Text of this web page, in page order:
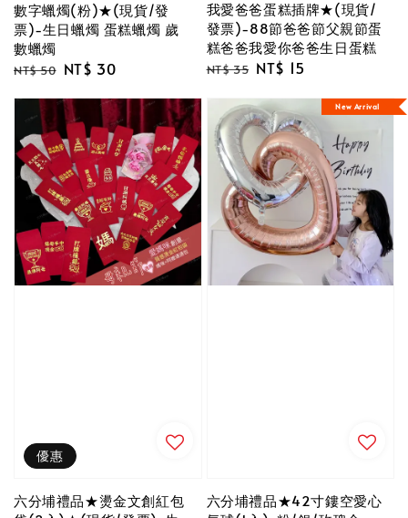
數字蠟燭(粉)★(現貨/發
票)-生日蠟燭 蛋糕蠟燭 歲
數蠟燭
Regular
NT$ 50 Sale
NT$ 30
我愛爸爸蛋糕插牌★(現貨/
發票)-88節爸爸節父親節蛋
糕爸爸我愛你爸爸生日蛋糕
Regular
NT$ 35 Sale
NT$ 15
優惠
六分埔禮品★燙金文創紅包
New Arrival
六分埔禮品★42寸鏤空愛心